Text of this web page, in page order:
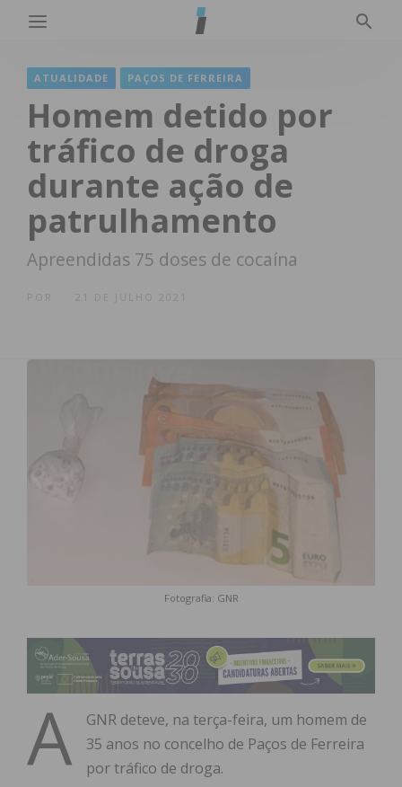
ATUALIDADE PAÇOS DE FERREIRA
Homem detido por
tráfico de droga
durante ação de
patrulhamento
Apreendidas 75 doses de cocaína
Fotografia: GNR
A
GNR deteve, na terça-feira, um homem de
35 anos no concelho de Paços de Ferreira
por tráfico de droga.